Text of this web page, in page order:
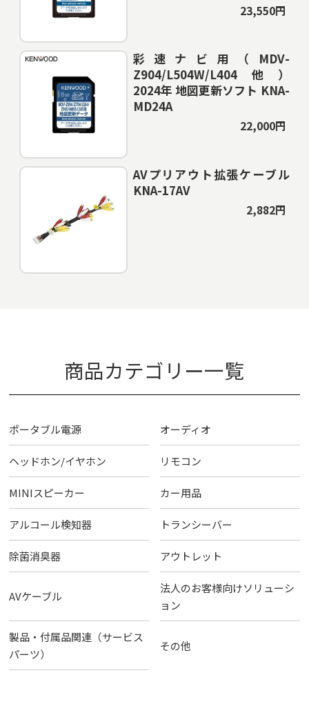
23,550円
彩速ナビ用（MDV-
Z904/L504W/L404他）
2024年 地図更新ソフト KNA-
MD24A
22,000円
AVプリアウト拡張ケーブル
KNA-17AV
2,882円
商品カテゴリー一覧
ポータブル電源 オーディオ
ヘッドホン/イヤホン リモコン
MINIスピーカー カー用品
アルコール検知器 トランシーバー
除菌消臭器 アウトレット
AVケーブル
法人のお客様向けソリューシ
ョン
製品・付属品関連（サービス
パーツ）
その他